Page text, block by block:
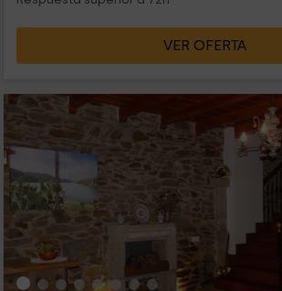
VER OFERTA